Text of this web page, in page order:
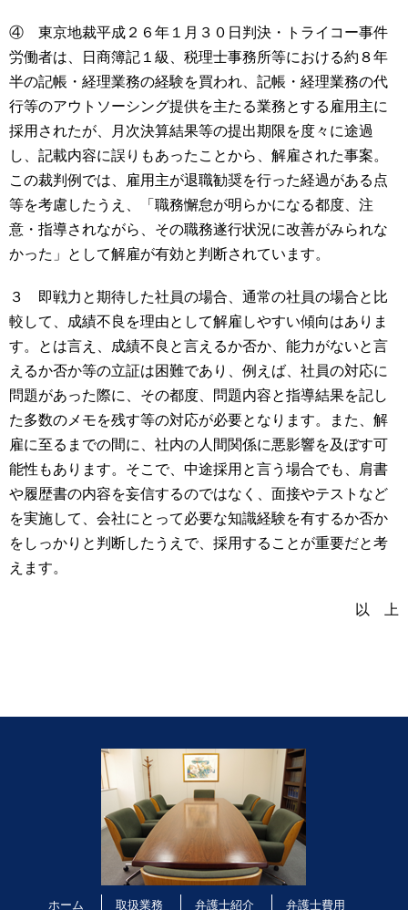
④ 東京地裁平成２６年１月３０日判決・トライコー事件
労働者は、日商簿記１級、税理士事務所等における約８年
半の記帳・経理業務の経験を買われ、記帳・経理業務の代
行等のアウトソーシング提供を主たる業務とする雇用主に
採用されたが、月次決算結果等の提出期限を度々に途過
し、記載内容に誤りもあったことから、解雇された事案。
この裁判例では、雇用主が退職勧奨を行った経過がある点
等を考慮したうえ、「職務懈怠が明らかになる都度、注
意・指導されながら、その職務遂行状況に改善がみられな
かった」として解雇が有効と判断されています。
３ 即戦力と期待した社員の場合、通常の社員の場合と比
較して、成績不良を理由として解雇しやすい傾向はありま
す。とは言え、成績不良と言えるか否か、能力がないと言
えるか否か等の立証は困難であり、例えば、社員の対応に
問題があった際に、その都度、問題内容と指導結果を記し
た多数のメモを残す等の対応が必要となります。また、解
雇に至るまでの間に、社内の人間関係に悪影響を及ぼす可
能性もあります。そこで、中途採用と言う場合でも、肩書
や履歴書の内容を妄信するのではなく、面接やテストなど
を実施して、会社にとって必要な知識経験を有するか否か
をしっかりと判断したうえで、採用することが重要だと考
えます。
以 上
ホーム 取扱業務 弁護士紹介 弁護士費用